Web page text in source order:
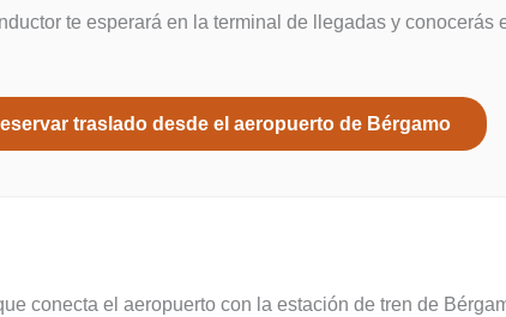
te esperará en la terminal de llegadas y conocerás
traslado desde el aeropuerto de Bérgamo
conecta el aeropuerto con la estación de tren de